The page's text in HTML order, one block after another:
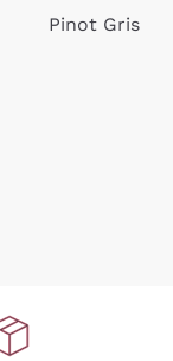
Pinot Gris